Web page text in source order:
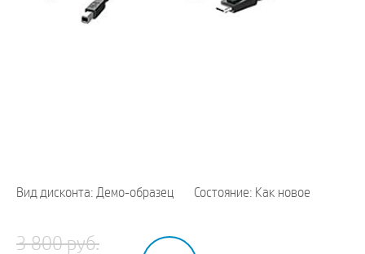
Вид дисконта: Демо-образец Состояние: Как новое
3 800 руб.